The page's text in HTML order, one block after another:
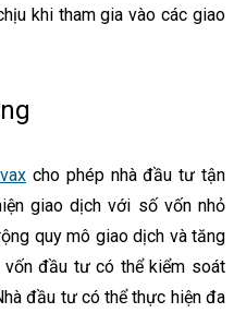
khi tham gia vào các giao
cho phép nhà đầu tư tận
giao dịch với số vốn nhỏ
quy mô giao dịch và tăng
đầu tư có thể kiểm soát
đầu tư có thể thực hiện đa